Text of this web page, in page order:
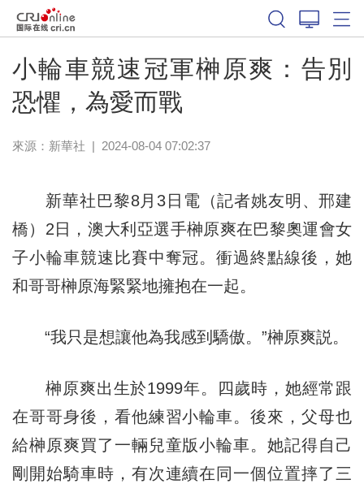
小輪車競速冠軍榊原爽：告別
恐懼，為愛而戰
來源： 新華社 | 2024-08-04 07:02:37
新華社巴黎8月3日電（記者姚友明、邢建
橋）2日，澳大利亞選手榊原爽在巴黎奧運會女
子小輪車競速比賽中奪冠。衝過終點線後，她
和哥哥榊原海緊緊地擁抱在一起。
“我只是想讓他為我感到驕傲。”榊原爽説。
榊原爽出生於1999年。四歲時，她經常跟
在哥哥身後，看他練習小輪車。後來，父母也
給榊原爽買了一輛兒童版小輪車。她記得自己
剛開始騎車時，有次連續在同一個位置摔了三